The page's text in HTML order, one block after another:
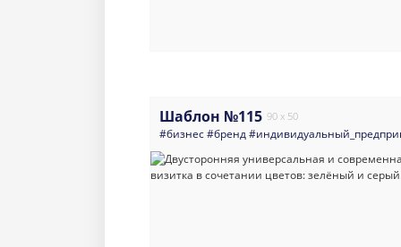
Шаблон №115 90 x 50
#бизнес#бренд